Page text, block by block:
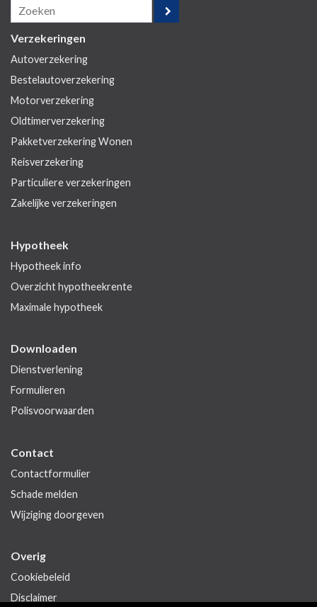
Verzekeringen
Autoverzekering
Bestelautoverzekering
Motorverzekering
Oldtimerverzekering
Pakketverzekering Wonen
Reisverzekering
Particuliere verzekeringen
Zakelijke verzekeringen
Hypotheek
Hypotheek info
Overzicht hypotheekrente
Maximale hypotheek
Downloaden
Dienstverlening
Formulieren
Polisvoorwaarden
Contact
Contactformulier
Schade melden
Wijziging doorgeven
Overig
Cookiebeleid
Disclaimer